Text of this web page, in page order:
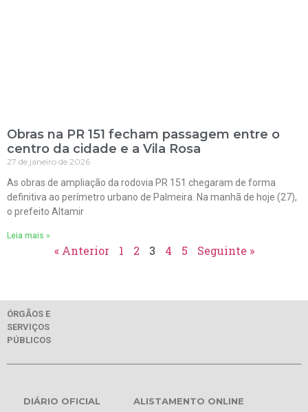
Obras na PR 151 fecham passagem entre o
centro da cidade e a Vila Rosa
27 de janeiro de 2026
As obras de ampliação da rodovia PR 151 chegaram de forma
definitiva ao perímetro urbano de Palmeira. Na manhã de hoje (27),
o prefeito Altamir
Leia mais »
« Anterior 1 2 3 4 5 Seguinte »
ÓRGÃOS E
SERVIÇOS
PÚBLICOS
DIÁRIO OFICIAL ALISTAMENTO ONLINE